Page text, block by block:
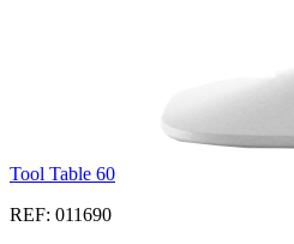
Tool Table 60
REF: 011690